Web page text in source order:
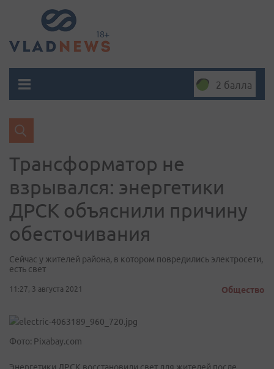
2 балла
Трансформатор не
взрывался: энергетики
ДРСК объяснили причину
обесточивания
Сейчас у жителей района, в котором повредились электросети,
есть свет
11:27, 3 августа 2021 Общество
Фото: Pixabay.com